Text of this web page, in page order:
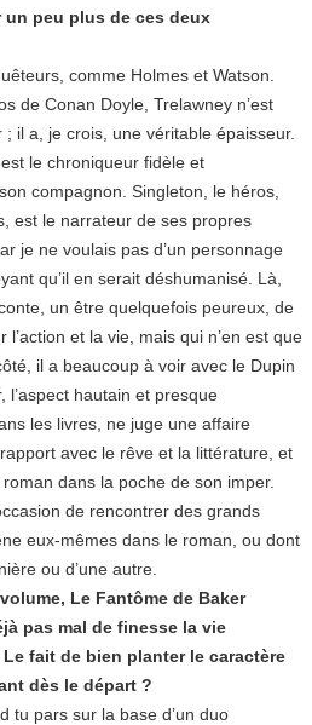
peu plus de ces deux
comme Holmes et Watson.
de Conan Doyle, Trelawney n’est
il a, je crois, une véritable épaisseur.
le chroniqueur fidèle et
compagnon. Singleton, le héros,
est le narrateur de ses propres
je ne voulais pas d’un personnage
qu’il en serait déshumanisé. Là,
un être quelquefois peureux, de
et la vie, mais qui n’en est que
il a beaucoup à voir avec le Dupin
l’aspect hautain et presque
les livres, ne juge une affaire
avec le rêve et la littérature, et
dans la poche de son imper.
de rencontrer des grands
eux-mêmes dans le roman, ou dont
ou d’une autre.
Le Fantôme de Baker
pas mal de finesse la vie
fait de bien planter le caractère
dès le départ ?
tu pars sur la base d’un duo